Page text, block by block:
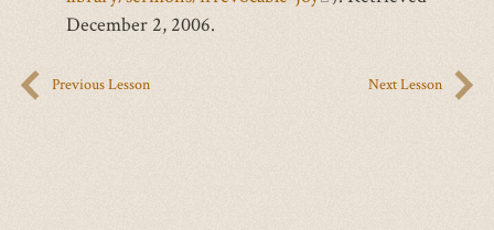
December 2, 2006.
Previous Lesson Next Lesson